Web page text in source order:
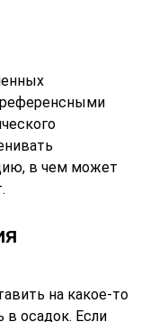
референсными
в чем может
на какое-то
в осадок. Если